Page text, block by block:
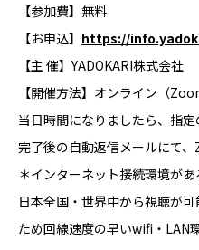
【参加費】無料
【お申込】 https://
【主 催】YADOKARI株式会社
【開催方法】オンライン（
当日時間になりましたら、指
完了後の自動返信メールにて
＊インターネット接続環境が
日本全国・世界中から視聴が
ため回線速度の早いwifi・LAN